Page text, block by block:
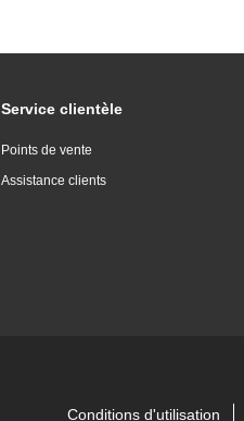
Service clientèle
Points de vente
Assistance clients
Conditions d'utilisation